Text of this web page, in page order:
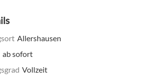
Allershausen
ab sofort
Vollzeit